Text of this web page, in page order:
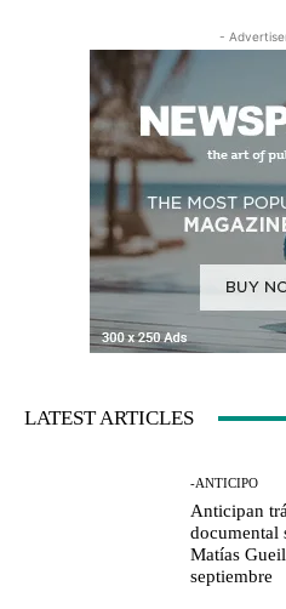
-
LATEST ARTICLES
-ANTICIPO
Anticipan
documental
Matías
septiembre